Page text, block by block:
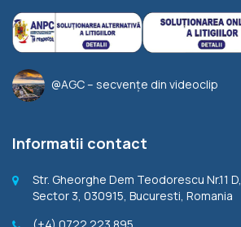
@AGC – secvențe din videoclip
Informatii contact
Str. Gheorghe Dem Teodorescu Nr.11 D,
Sector 3, 030915, Bucuresti, Romania